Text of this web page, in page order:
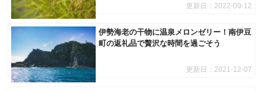
更新日： 2022-09-12
伊勢海老の干物に温泉メロンゼリー！南伊豆
町の返礼品で贅沢な時間を過ごそう
更新日： 2021-12-07